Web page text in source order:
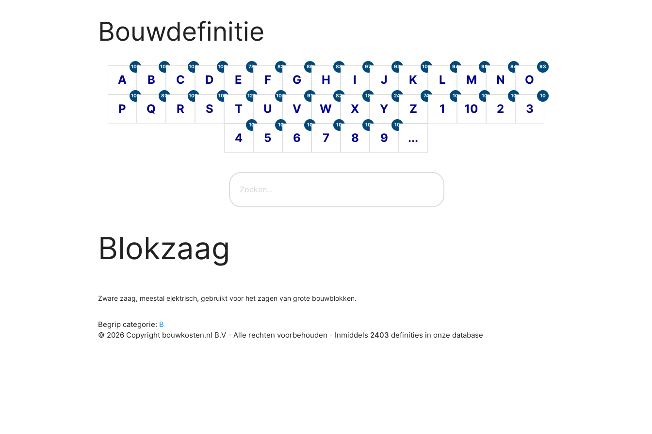
Bouwdefinitie
A
105
B
107
C
104
D
100
E
78
F
83
G
86
H
88
I
97
J
93
K
101
L
94
M
90
N
84
O
93
P
101
Q
80
R
100
S
107
T
120
U
104
V
91
W
82
X
18
Y
24
Z
74
1
10
10
10
2
10
3
10
4
10
5
10
6
10
7
10
8
10
9
10
...
Blokzaag
Zware zaag, meestal elektrisch, gebruikt voor het zagen van grote bouwblokken.
Begrip categorie: B
© 2026 Copyright bouwkosten.nl B.V - Alle rechten voorbehouden - Inmiddels 2403 definities in onze database